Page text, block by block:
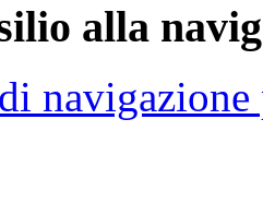
alla